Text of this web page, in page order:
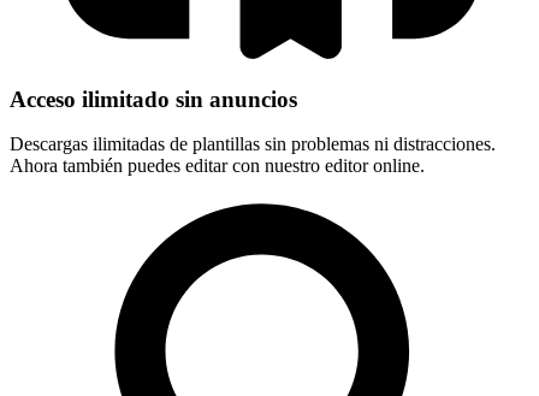
Acceso ilimitado sin anuncios
Descargas ilimitadas de plantillas sin problemas ni distracciones.
Ahora también puedes editar con nuestro editor online.